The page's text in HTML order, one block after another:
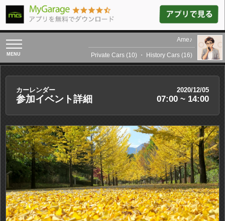
toggle
navigation
Ame♪
Private Cars (10) ・ History Cars (16)
カーレンダー 2020/12/05
参加イベント詳細 07:00 ~ 14:00